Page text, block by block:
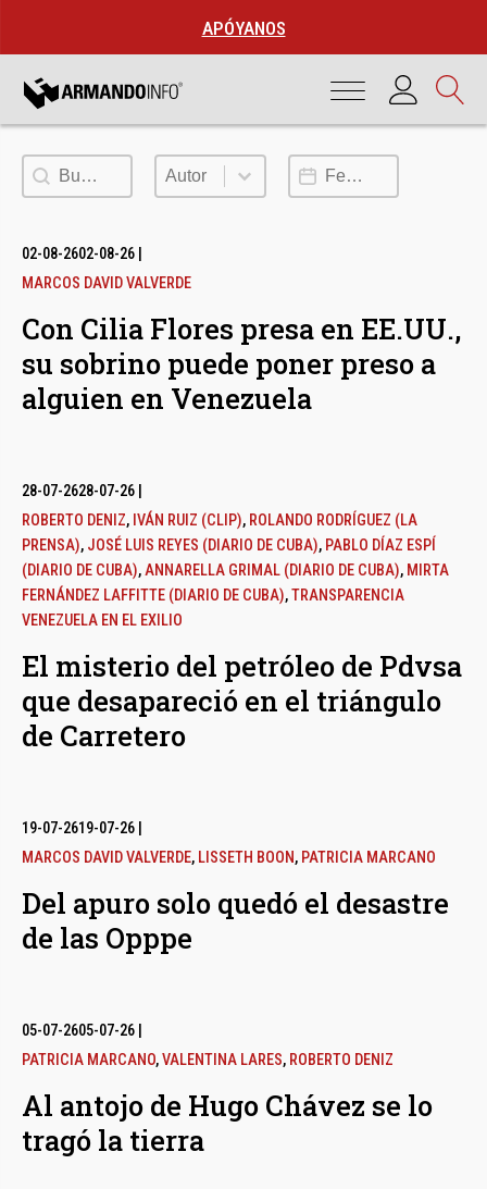
APÓYANOS
Buscar Autor
Autor Fecha de publicación
02-08-2602-08-26
MARCOS DAVID VALVERDE
Con Cilia Flores presa en EE.UU.,
su sobrino puede poner preso a
alguien en Venezuela
28-07-2628-07-26
ROBERTO DENIZ, IVÁN RUIZ (CLIP), ROLANDO RODRÍGUEZ (LA
PRENSA), JOSÉ LUIS REYES (DIARIO DE CUBA), PABLO DÍAZ ESPÍ
(DIARIO DE CUBA),ANNARELLA GRIMAL (DIARIO DE CUBA), MIRTA
FERNÁNDEZ LAFFITTE (DIARIO DE CUBA),TRANSPARENCIA
VENEZUELA EN EL EXILIO
El misterio del petróleo de Pdvsa
que desapareció en el triángulo
de Carretero
19-07-2619-07-26
MARCOS DAVID VALVERDE, LISSETH BOON, PATRICIA MARCANO
Del apuro solo quedó el desastre
de las Opppe
05-07-2605-07-26
PATRICIA MARCANO,VALENTINA LARES, ROBERTO DENIZ
Al antojo de Hugo Chávez se lo
tragó la tierra